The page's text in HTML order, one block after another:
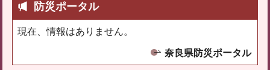
防災ポータル
現在、情報はありません。
奈良県防災ポータル